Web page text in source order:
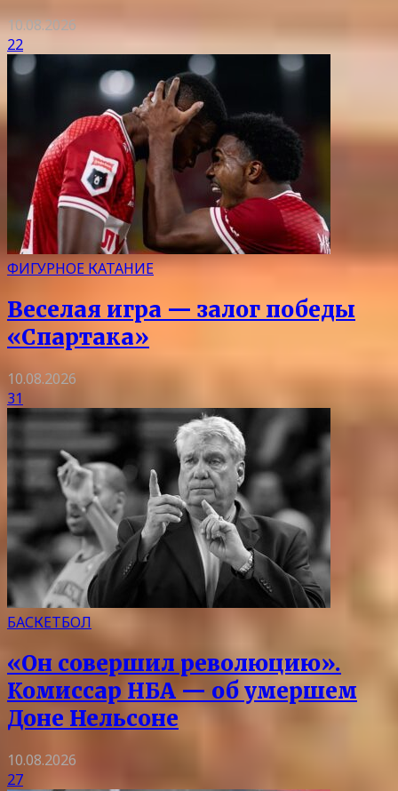
10.08.2026
22
ФИГУРНОЕ КАТАНИЕ
Веселая игра — залог победы
«Спартака»
10.08.2026
31
БАСКЕТБОЛ
«Он совершил революцию».
Комиссар НБА — об умершем
Доне Нельсоне
10.08.2026
27